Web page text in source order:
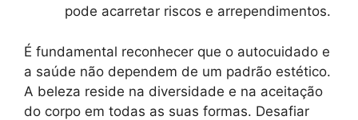
pode acarretar riscos e arrependimentos.
É fundamental reconhecer que o autocuidado e
a saúde não dependem de um padrão estético.
A beleza reside na diversidade e na aceitação
do corpo em todas as suas formas. Desafiar